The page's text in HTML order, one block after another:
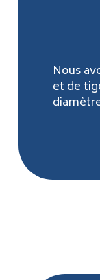
Nous
et de